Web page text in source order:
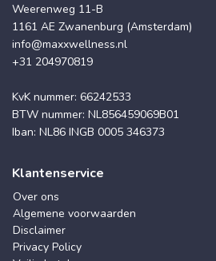
Weerenweg 11-B
1161 AE Zwanenburg (Amsterdam)
info@maxxwellness.nl
+31 204970819
KvK nummer: 66242533
BTW nummer: NL856459069B01
Iban: NL86 INGB 0005 346373
Klantenservice
Over ons
Algemene voorwaarden
Disclaimer
Privacy Policy